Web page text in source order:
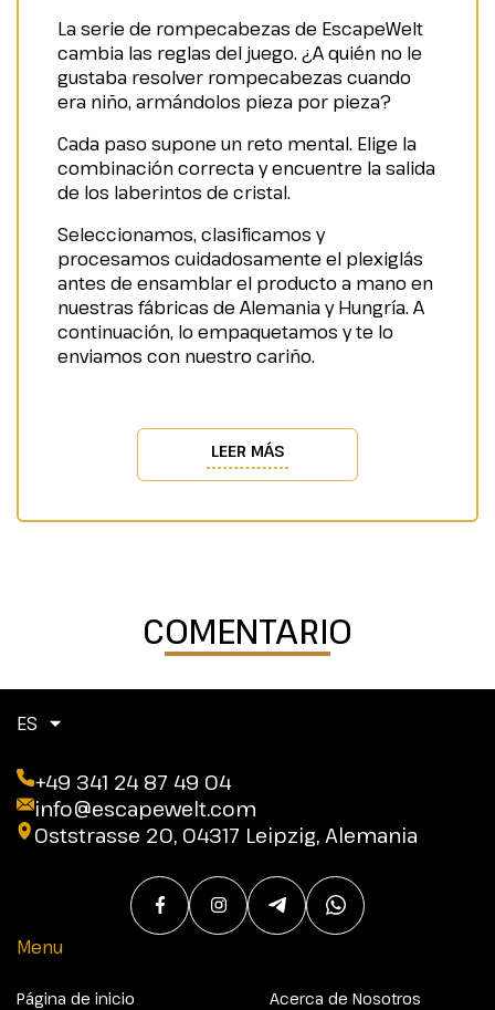
La serie de rompecabezas de EscapeWelt
cambia las reglas del juego. ¿A quién no le
gustaba resolver rompecabezas cuando
era niño, armándolos pieza por pieza?
Cada paso supone un reto mental. Elige la
combinación correcta y encuentre la salida
de los laberintos de cristal.
Seleccionamos, clasificamos y
procesamos cuidadosamente el plexiglás
antes de ensamblar el producto a mano en
nuestras fábricas de Alemania y Hungría. A
continuación, lo empaquetamos y te lo
enviamos con nuestro cariño.
LEER MÁS
COMENTARIO
ES
+49 341 24 87 49 04
info@escapewelt.com
Oststrasse 20, 04317 Leipzig, Alemania
Menu
Página de inicio
Acerca de Nosotros